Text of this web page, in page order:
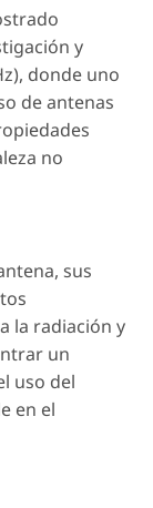
y
donde uno
de antenas
no
sus
la radiación y
un
uso del
en el